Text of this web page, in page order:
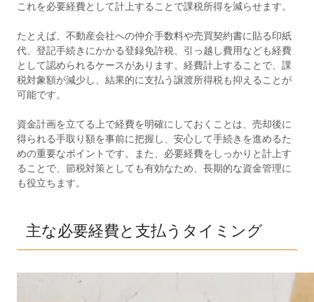
これを必要経費として計上することで課税所得を減らせます。
たとえば、不動産会社への仲介手数料や売買契約書に貼る印紙
代、登記手続きにかかる登録免許税、引っ越し費用なども経費
として認められるケースがあります。経費計上することで、課
税対象額が減少し、結果的に支払う譲渡所得税も抑えることが
可能です。
資金計画を立てる上で経費を明確にしておくことは、売却後に
得られる手取り額を事前に把握し、安心して手続きを進めるた
めの重要なポイントです。また、必要経費をしっかりと計上す
ることで、節税対策としても有効なため、長期的な資金管理に
も役立ちます。
主な必要経費と支払うタイミング